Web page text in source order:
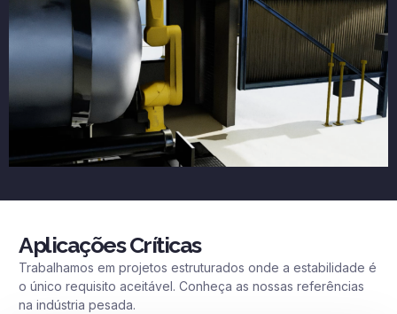
Aplicações Críticas
Trabalhamos em projetos estruturados onde a estabilidade é
o único requisito aceitável. Conheça as nossas referências
na indústria pesada.